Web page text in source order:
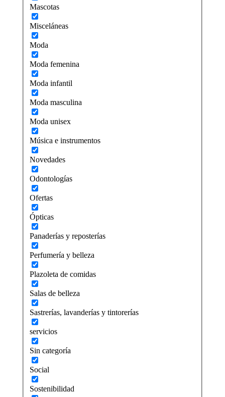
Mascotas
Misceláneas
Moda
Moda femenina
Moda infantil
Moda masculina
Moda unisex
Música e instrumentos
Novedades
Odontologías
Ofertas
Ópticas
Panaderías y reposterías
Perfumería y belleza
Plazoleta de comidas
Salas de belleza
Sastrerías, lavanderías y tintorerías
servicios
Sin categoría
Social
Sostenibilidad